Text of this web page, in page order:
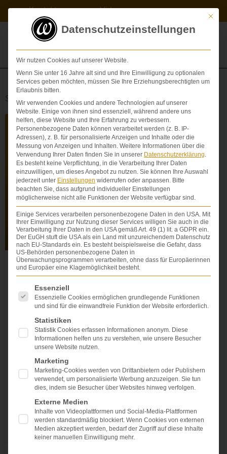
springen
Kontakt Videos
Schlagwort: Aufklärungsmangel
AUFKLÄRUNG
Aufklärung vor OP: ist die
Bezeichnung „vereinzelte
Zwischenfälle“ bei 20 Prozent
Häufigkeit ok?
Wird ein Risiko, das in 20 Prozent der Fälle auftritt, als
„vereinzelt“ bezeichnet, genügt dies für eine
ordnungsgemäße Aufklärung und stellt keine
Verharmlosung dar Nach Bruch bildete sich ein
Falschgelenk (Pseudarthrose) Der Kläger rutschte
aus und brach sich den Oberarm. Dieser musste im
Krankenhaus operiert werden. Das Ergebnis der
Operation
WEITERLESEN »
Mit
Datenschutzeinstellungen
Wir nutzen Cookies auf unserer Website.
Wenn Sie unter 16 Jahre alt sind und Ihre Einwilligung zu optionalen
Services geben möchten, müssen Sie Ihre Erziehungsberechtigten um
Erlaubnis bitten.
Wir verwenden Cookies und andere Technologien auf unserer
Website. Einige von ihnen sind essenziell, während andere uns
helfen, diese Website und Ihre Erfahrung zu verbessern.
Personenbezogene Daten können verarbeitet werden (z. B. IP-
Adressen), z. B. für personalisierte Anzeigen und Inhalte oder die
Messung von Anzeigen und Inhalten. Weitere Informationen über die
Verwendung Ihrer Daten finden Sie in unserer Datenschutzerklärung.
Es besteht keine Verpflichtung, in die Verarbeitung Ihrer Daten
einzuwilligen, um dieses Angebot zu nutzen. Sie können Ihre Auswahl
jederzeit unter Einstellungen widerrufen oder anpassen. Bitte
beachten Sie, dass aufgrund individueller Einstellungen
möglicherweise nicht alle Funktionen der Website verfügbar sind.
Einige Services verarbeiten personenbezogene Daten in den USA. Mit
Ihrer Einwilligung zur Nutzung dieser Services willigen Sie auch in die
Verarbeitung Ihrer Daten in den USA gemäß Art. 49 (1) lit. a GDPR ein.
Der EuGH stuft die USA als ein Land mit unzureichendem Datenschutz
nach EU-Standards ein. Es besteht beispielsweise die Gefahr, dass
US-Behörden personenbezogene Daten in
Überwachungsprogrammen verarbeiten, ohne dass für Europäerinnen
und Europäer eine Klagemöglichkeit besteht.
Es folgt eine Liste der Service-Gruppen, für die eine
Essenziell
Essenzielle Cookies ermöglichen grundlegende Funktionen
und sind für die einwandfreie Funktion der Website erforderlich.
Statistiken
Statistik Cookies erfassen Informationen anonym. Diese
Informationen helfen uns zu verstehen, wie unsere Besucher
unsere Website nutzen.
Marketing
Marketing-Cookies werden von Drittanbietern oder Publishern
verwendet, um personalisierte Werbung anzuzeigen. Sie tun
dies, indem sie Besucher über Websites hinweg verfolgen.
Externe Medien
Inhalte von Videoplattformen und Social-Media-Plattformen
werden standardmäßig blockiert. Wenn Cookies von externen
Medien akzeptiert werden, bedarf der Zugriff auf diese Inhalte
keiner manuellen Einwilligung mehr.